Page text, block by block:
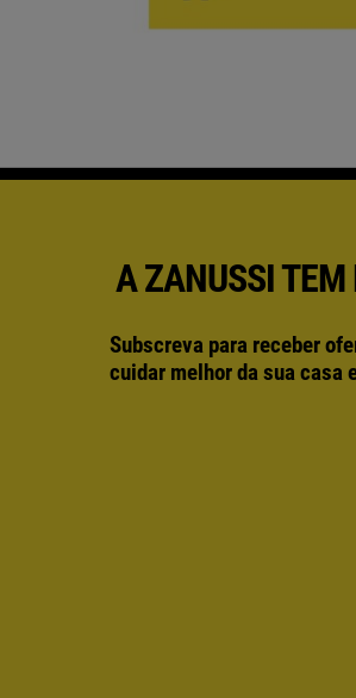
A ZANUSSI
Subscreva para receber
cuidar melhor da sua casa